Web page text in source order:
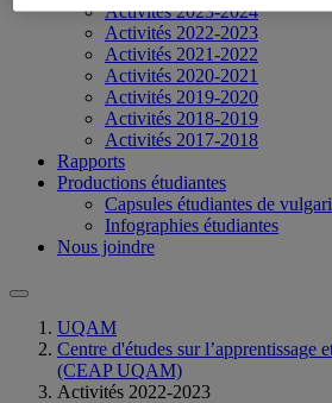
Activités 2023-2024
Activités 2022-2023
Activités 2021-2022
Activités 2020-2021
Activités 2019-2020
Activités 2018-2019
Activités 2017-2018
Rapports
Productions étudiantes
Capsules étudiantes de
Infographies étudiantes
Nous joindre
UQAM
Centre d'études sur
(CEAP UQAM)
Activités 2022-2023